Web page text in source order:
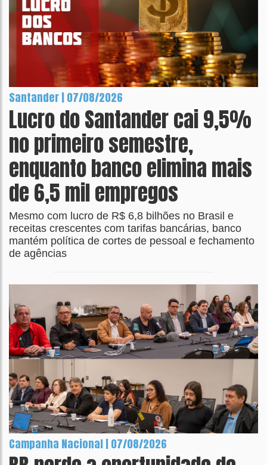
Santander | 07/08/2026
Lucro do Santander cai 9,5%
no primeiro semestre,
enquanto banco elimina mais
de 6,5 mil empregos
Mesmo com lucro de R$ 6,8 bilhões no Brasil e
receitas crescentes com tarifas bancárias, banco
mantém política de cortes de pessoal e fechamento
de agências
Campanha Nacional | 07/08/2026